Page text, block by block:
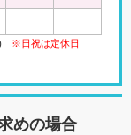
) ※日祝は定休日
めの場合